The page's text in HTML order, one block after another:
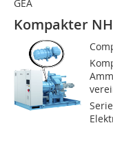
GEA
Kompakter